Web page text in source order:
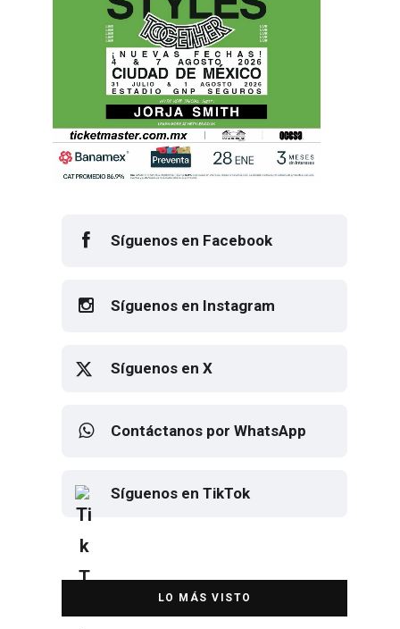
Síguenos en Facebook
Síguenos en Instagram
Síguenos en X
Contáctanos por WhatsApp
Elton John regresa a CDMX para
despedirse en el Estadio Banorte